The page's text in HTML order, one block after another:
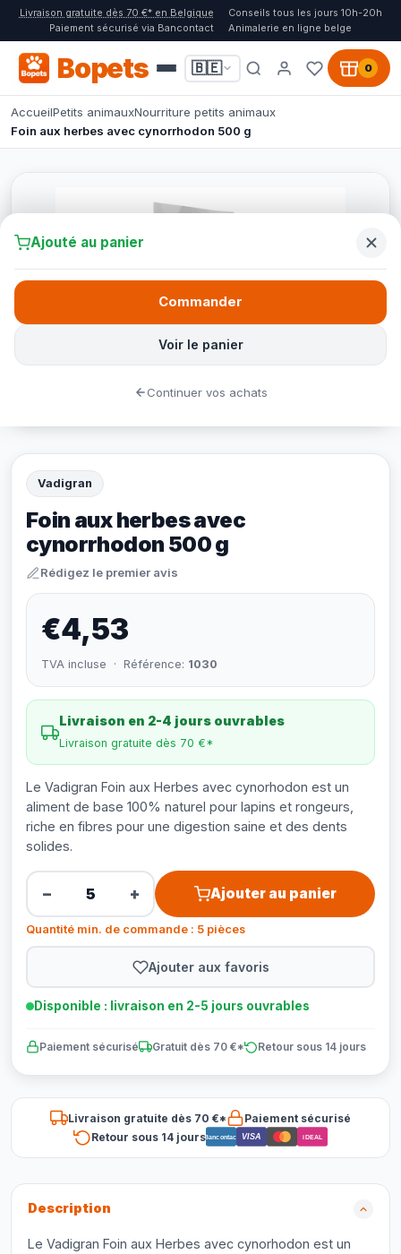
Livraison gratuite dès 70 €* en Belgique
Conseils tous les jours 10h-20h
Paiement sécurisé via Bancontact
Animalerie en ligne belge
Bopets 🇧🇪 0
AccueilPetits animauxNourriture petits animaux
Foin aux herbes avec cynorrhodon 500 g
Vadigran
Foin aux herbes avec
cynorrhodon 500 g
Rédigez le premier avis
€4,53
TVA incluse · Référence: 1030
Livraison en 2-4 jours ouvrables
Livraison gratuite dès 70 €*
Le Vadigran Foin aux Herbes avec cynorhodon est un
aliment de base 100% naturel pour lapins et rongeurs,
riche en fibres pour une digestion saine et des dents
solides.
− + Ajouter au panier
Quantité min. de commande : 5 pièces
Ajouter aux favoris
Disponible : livraison en 2-5 jours ouvrables
Paiement sécurisé Gratuit dès 70 €* Retour sous 14 jours
Livraison gratuite dès 70 €*
Paiement sécurisé
Retour sous 14 joursBancontact VISA iDEAL
Description
Le Vadigran Foin aux Herbes avec cynorhodon est un
Ajouté au panier
Voir le panier
Commander
Continuer vos achats